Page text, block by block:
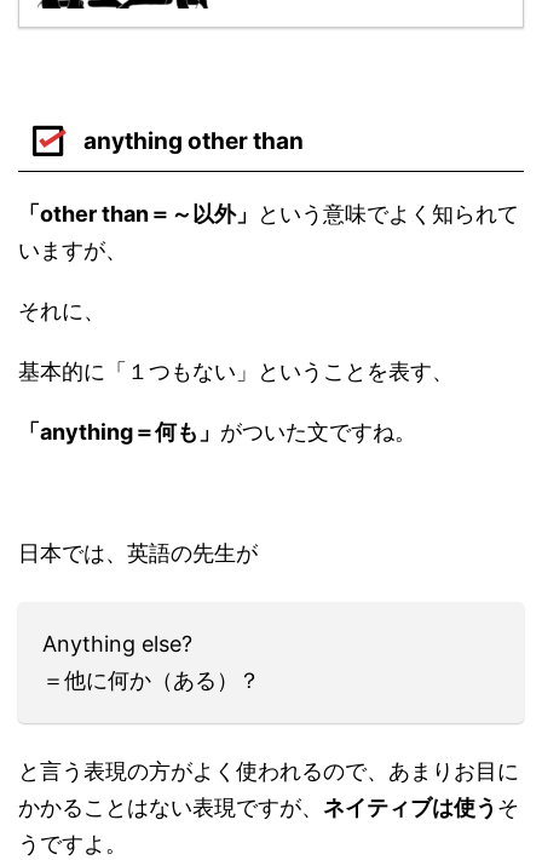
anything other than
「other than＝～以外」
という意味でよく知られて
いますが、
それに、
基本的に「１つもない」ということを表す、
「anything＝何も」 がついた文ですね。
日本では、英語の先生が
Anything else?
＝他に何か（ある）？
と言う表現の方がよく使われるので、あまりお目に
かかることはない表現ですが、 ネイティブは使う そ
うですよ。